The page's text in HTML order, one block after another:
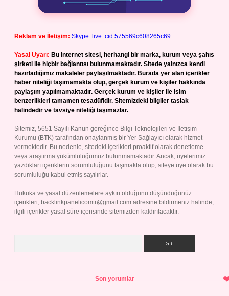
Reklam ve İletişim: Skype: live:.cid.575569c608265c69
Yasal Uyarı: Bu internet sitesi, herhangi bir marka, kurum veya şahıs
şirketi ile hiçbir bağlantısı bulunmamaktadır. Sitede yalnızca kendi
hazırladığımız makaleler paylaşılmaktadır. Burada yer alan içerikler
haber niteliği taşımamakta olup, gerçek kurum ve kişiler hakkında
paylaşım yapılmamaktadır. Gerçek kurum ve kişiler ile isim
benzerlikleri tamamen tesadüfidir. Sitemizdeki bilgiler taslak
halindedir ve tavsiye niteliği taşımazlar.
Sitemiz, 5651 Sayılı Kanun gereğince Bilgi Teknolojileri ve İletişim
Kurumu (BTK) tarafından onaylanmış bir Yer Sağlayıcı olarak hizmet
vermektedir. Bu nedenle, sitedeki içerikleri proaktif olarak denetleme
veya araştırma yükümlülüğümüz bulunmamaktadır. Ancak, üyelerimiz
yazdıkları içeriklerin sorumluluğunu taşımakta olup, siteye üye olarak bu
sorumluluğu kabul etmiş sayılırlar.
Hukuka ve yasal düzenlemelere aykırı olduğunu düşündüğünüz
içerikleri, backlinkpanelicomtr@gmail.com adresine bildirmeniz halinde,
ilgili içerikler yasal süre içerisinde sitemizden kaldırılacaktır.
Son yorumlar